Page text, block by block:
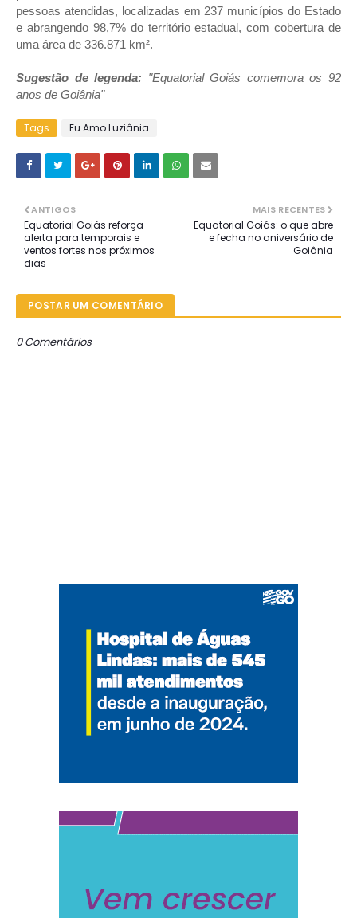
pessoas atendidas, localizadas em 237 municípios do Estado
e abrangendo 98,7% do território estadual, com cobertura de
uma área de 336.871 km².
Sugestão de legenda: "Equatorial Goiás comemora os 92
anos de Goiânia"
Tags Eu Amo Luziânia
MAIS RECENTES
Equatorial Goiás: o que abre
e fecha no aniversário de
Goiânia
ANTIGOS
Equatorial Goiás reforça
alerta para temporais e
ventos fortes nos próximos
dias
POSTAR UM COMENTÁRIO
0 Comentários